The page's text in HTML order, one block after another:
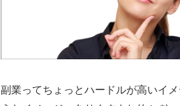
副業ってちょっとハードルが高いイ